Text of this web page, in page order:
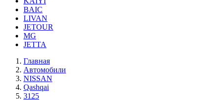
BAIC
LIVAN
JETOUR
MG
JETTA
Главная
Автомобили
NISSAN
Qashqai
3125